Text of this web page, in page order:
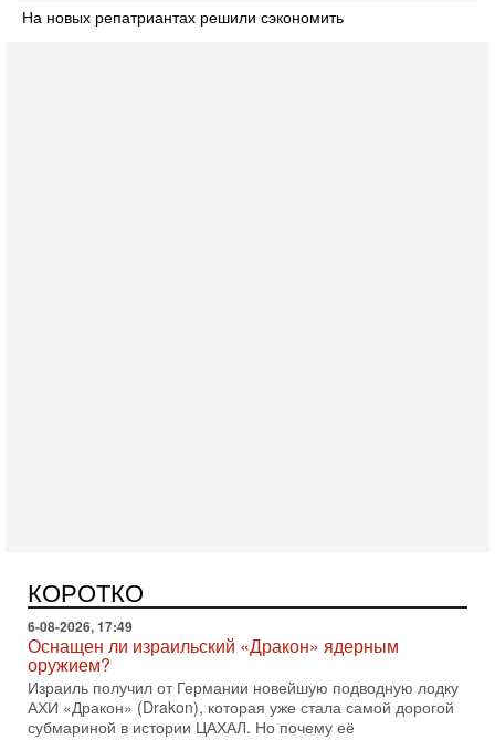
На новых репатриантах решили сэкономить
КОРОТКО
политическим раскладом сил, если арабский список
6-08-2026, 17:49
Оснащен ли израильский «Дракон» ядерным
оружием?
Израиль получил от Германии новейшую подводную лодку
АХИ «Дракон» (Drakon), которая уже стала самой дорогой
субмариной в истории ЦАХАЛ. Но почему её